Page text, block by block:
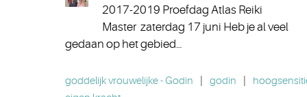
2017-2019 Proefdag Atlas Reiki
Master zaterdag 17 juni Heb je al veel
gedaan op het gebied…
goddelijk vrouwelijke - Godin godin